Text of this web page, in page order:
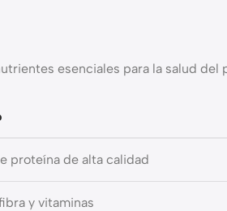
esenciales para la salud del
proteína de alta calidad
y vitaminas